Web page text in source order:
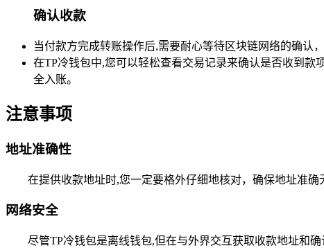
确认收款
当付款方完成转账操作后,需要耐心等待区块链网络的确认
在TP冷钱包中,您可以轻松查看交易记录来确认是否收到
全入账。
注意事项
地址准确性
在提供收款地址时,您一定要格外仔细地核对，确保地址准
网络安全
尽管TP冷钱包是离线钱包,但在与外界交互获取收款地址和